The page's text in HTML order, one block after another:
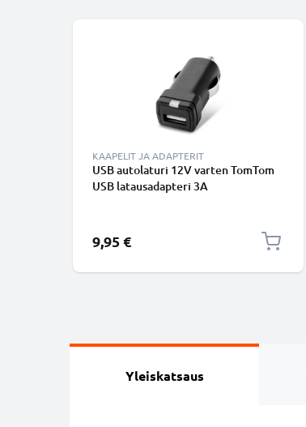
KAAPELIT JA ADAPTERIT
USB autolaturi 12V varten TomTom
USB latausadapteri 3A
9,95 €
Yleiskatsaus